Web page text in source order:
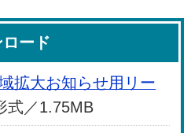
ード
拡大お知らせ用リー
式／1.75MB